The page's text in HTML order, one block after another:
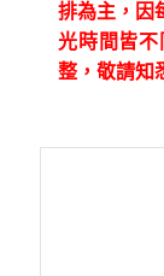
排為主，因
光時間皆不
整，敬請知